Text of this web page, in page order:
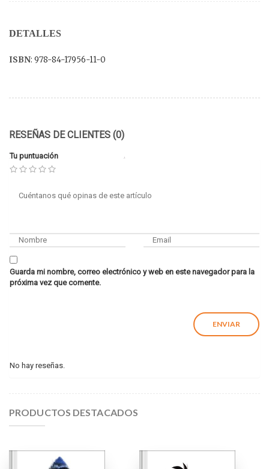
DETALLES
ISBN: 978-84-17956-11-0
RESEÑAS DE CLIENTES (0)
Tu puntuación
Guarda mi nombre, correo electrónico y web en este navegador para la
próxima vez que comente.
No hay reseñas.
PRODUCTOS DESTACADOS